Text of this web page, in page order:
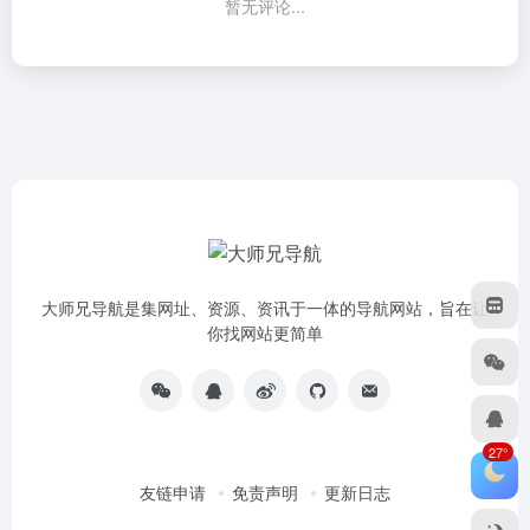
暂无评论...
大师兄导航是集网址、资源、资讯于一体的导航网站，旨在让
你找网站更简单
友链申请 免责声明 更新日志
27°